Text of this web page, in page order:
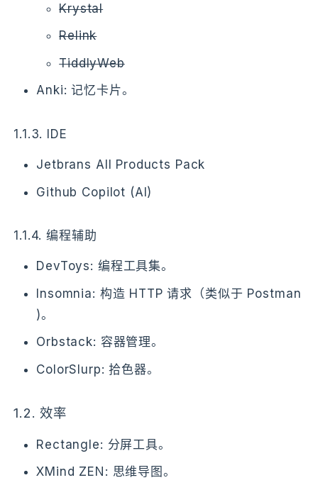
Krystal
Relink
TiddlyWeb
Anki: 记忆卡片。
1.1.3. IDE
Jetbrans All Products Pack
Github Copilot (AI)
1.1.4. 编程辅助
DevToys: 编程工具集。
Insomnia: 构造 HTTP 请求（类似于 Postman
)。
Orbstack: 容器管理。
ColorSlurp: 拾色器。
1.2. 效率
Rectangle: 分屏工具。
XMind ZEN: 思维导图。